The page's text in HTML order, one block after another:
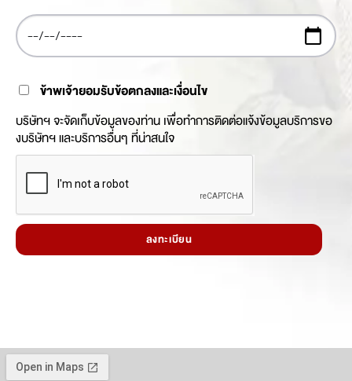
ข้าพเจ้ายอมรับข้อตกลงและเงื่อนไข
บริษัทฯ จะจัดเก็บข้อมูลของท่าน เพื่อทำการติดต่อแจ้งข้อมูลบริการขอ
งบริษัทฯ และบริการอื่นๆ ที่น่าสนใจ
ลงทะเบียน